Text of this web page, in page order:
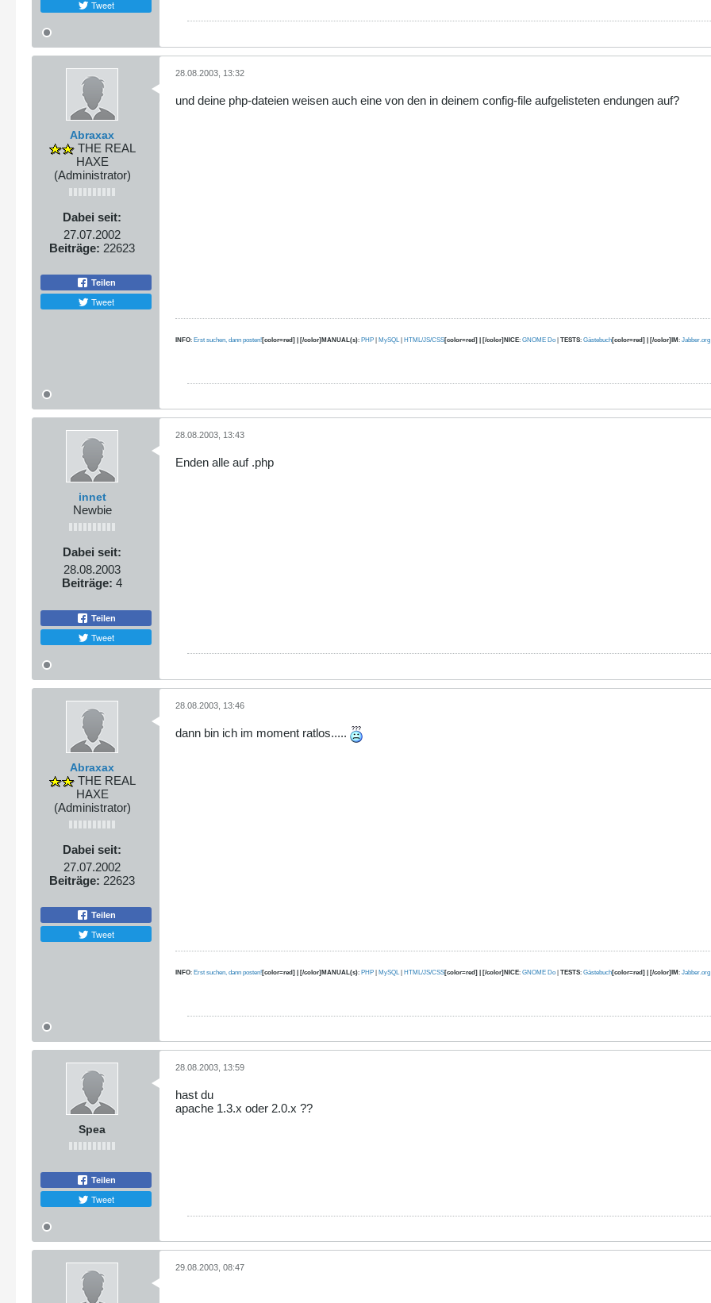
Tweet
Abraxax
THE REAL
HAXE
(Administrator)
Dabei seit:
27.07.2002
Beiträge: 22623
Teilen
Tweet
28.08.2003, 13:32
und deine php-dateien weisen auch eine von den in deinem config-file aufgelisteten endungen auf?
INFO: Erst suchen, dann posten![color=red] | [/color]MANUAL(s): PHP | MySQL | HTML/JS/CSS[color=red] | [/color]NICE: GNOME Do | TESTS: Gästebuch[color=red] | [/color]IM: Jabber.org
innet
Newbie
Dabei seit:
28.08.2003
Beiträge: 4
Teilen
Tweet
28.08.2003, 13:43
Enden alle auf .php
Abraxax
THE REAL
HAXE
(Administrator)
Dabei seit:
27.07.2002
Beiträge: 22623
Teilen
Tweet
28.08.2003, 13:46
dann bin ich im moment ratlos.....
INFO: Erst suchen, dann posten![color=red] | [/color]MANUAL(s): PHP | MySQL | HTML/JS/CSS[color=red] | [/color]NICE: GNOME Do | TESTS: Gästebuch[color=red] | [/color]IM: Jabber.org
Spea
Teilen
Tweet
28.08.2003, 13:59
hast du
apache 1.3.x oder 2.0.x ??
29.08.2003, 08:47